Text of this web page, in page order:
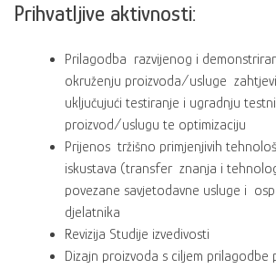
Prihvatljive aktivnosti:
Prilagodba razvijenog i
okruženju proizvoda/usluge
uključujući testiranje i ugradnju
proizvod/uslugu te optimizaciju
Prijenos tržišno primjenjivih
iskustava (transfer znanja i
povezane savjetodavne usluge i
djelatnika
Revizija Studije izvedivosti
Dizajn proizvoda s ciljem prilagodbe